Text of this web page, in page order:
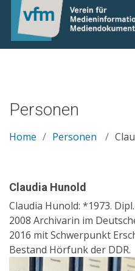
Personen
Home Personen
Claudia Hunold
Claudia Hunold: *1973.
2008 Archivarin im
2016 mit Schwerpunkt
Bestand Hörfunk der DDR.